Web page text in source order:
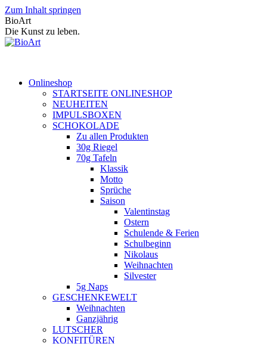
Zum Inhalt springen
BioArt
Die Kunst zu leben.
Onlineshop
STARTSEITE ONLINESHOP
NEUHEITEN
IMPULSBOXEN
SCHOKOLADE
Zu allen Produkten
30g Riegel
70g Tafeln
Klassik
Motto
Sprüche
Saison
Valentinstag
Ostern
Schulende & Ferien
Schulbeginn
Nikolaus
Weihnachten
Silvester
5g Naps
GESCHENKEWELT
Weihnachten
Ganzjährig
LUTSCHER
KONFITÜREN